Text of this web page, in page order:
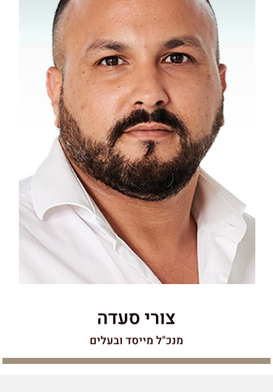
צורי סעדה
מנכ"ל מייסד ובעלים
צורי סעדה
עמי, מביא עימו 40 שנות ניסיון, הוא קבלן בניין במקצועו ומוביל כיום את
כל הפרויקטים של החברה ומלווה אותם יום-יום בשטח. לעמי ניסיון
בבנייה פרטית וציבורית, הכוללת מרכזים לוגיסטיים, מסחריים, בנייה רוויה
ובתים פרטיים הפרוסים בכל רחבי הארץ. העבודה בתל אביב של ימינו
דורשת חדות, מהירות והקפדה ולעמי יש בדיוק את התכונות האלו. גם
היום, עולם הבנייה מהווה עבורו חלום ילדות שמתגשם ומבחינתו כל
פרויקט מרגש כמו הראשון.